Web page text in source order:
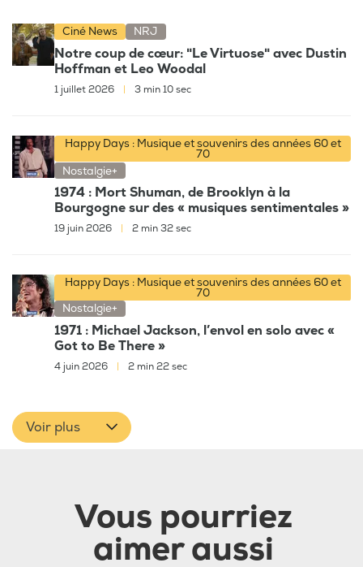
Ciné News NRJ
Notre coup de cœur: "Le Virtuose" avec Dustin
Hoffman et Leo Woodal
1 juillet 2026 3 min 10 sec
Happy Days : Musique et souvenirs des années 60 et
70
Nostalgie+
1974 : Mort Shuman, de Brooklyn à la
Bourgogne sur des « musiques sentimentales »
19 juin 2026 | 2 min 32 sec
Happy Days : Musique et souvenirs des années 60 et
70
Nostalgie+
1971 : Michael Jackson, l’envol en solo avec «
Got to Be There »
4 juin 2026 2 min 22 sec
Voir plus
Vous pourriez
aimer aussi